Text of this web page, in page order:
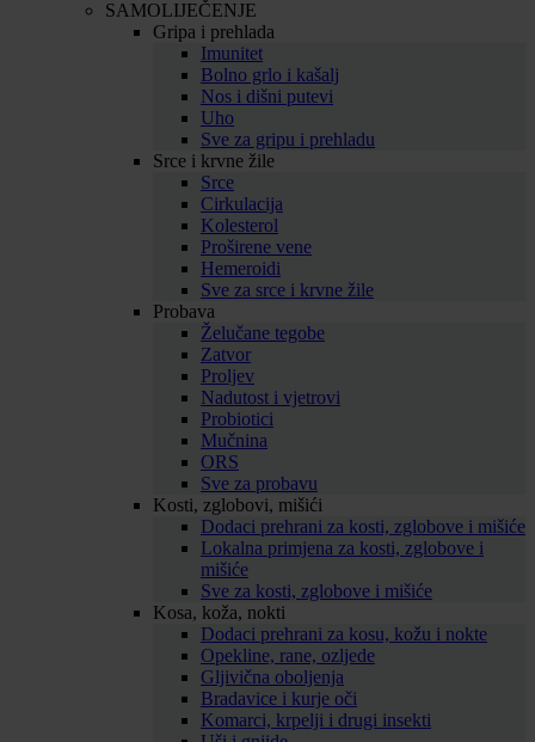
SAMOLIJEČENJE
Gripa i prehlada
Imunitet
Bolno grlo i kašalj
Nos i dišni putevi
Uho
Sve za gripu i prehladu
Srce i krvne žile
Srce
Cirkulacija
Kolesterol
Proširene vene
Hemeroidi
Sve za srce i krvne žile
Probava
Želučane tegobe
Zatvor
Proljev
Nadutost i vjetrovi
Probiotici
Mučnina
ORS
Sve za probavu
Kosti, zglobovi, mišići
Dodaci prehrani za kosti, zglobove i mišiće
Lokalna primjena za kosti, zglobove i
mišiće
Sve za kosti, zglobove i mišiće
Kosa, koža, nokti
Dodaci prehrani za kosu, kožu i nokte
Opekline, rane, ozljede
Gljivična oboljenja
Bradavice i kurje oči
Komarci, krpelji i drugi insekti